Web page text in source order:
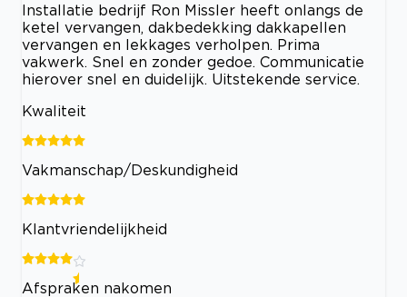
Installatie bedrijf Ron Missler heeft onlangs de
ketel vervangen, dakbedekking dakkapellen
vervangen en lekkages verholpen. Prima
vakwerk. Snel en zonder gedoe. Communicatie
hierover snel en duidelijk. Uitstekende service.
Kwaliteit
Vakmanschap/Deskundigheid
Klantvriendelijkheid
Afspraken nakomen